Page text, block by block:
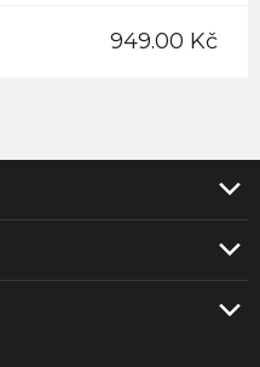
949.00 Kč